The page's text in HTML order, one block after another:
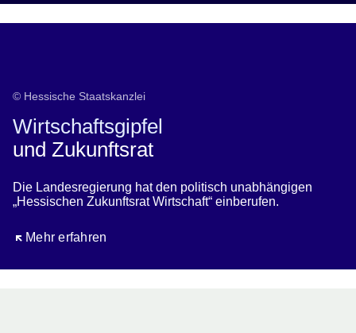
© Hessische Staatskanzlei
Wirtschaftsgipfel
und Zukunftsrat
Die Landesregierung hat den politisch unabhängigen
„Hessischen Zukunftsrat Wirtschaft“ einberufen.
Mehr erfahren
Öffnet sich in einem neuen Fenster